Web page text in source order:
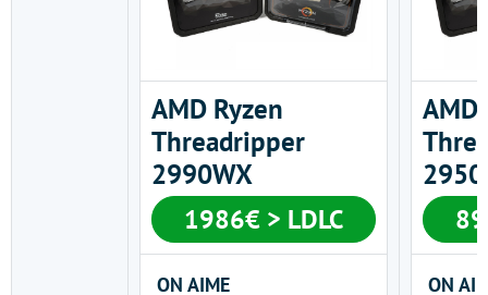
AMD Ryzen
Threadripper
2990WX
1986€ > LDLC
ON AIME
AMD
ON